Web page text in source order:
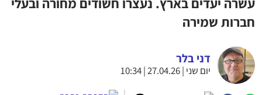
עשרה יעדים בארץ. נעצרו חשודים מחורה ובעלי
חברות שמירה
דני בלר
יום שני | 27.04.26 | 10:34